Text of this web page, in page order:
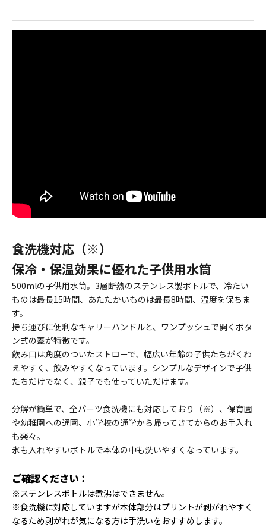
食洗機対応（※）
保冷・保温効果に優れた子供用水筒
500mlの子供用水筒。3層断熱のステンレス製ボトルで、冷たい
ものは最長15時間、あたたかいものは最長8時間、温度を保ちま
す。
持ち運びに便利なキャリーハンドルと、ワンプッシュで開くボタ
ン式の蓋が特徴です。
飲み口は角度のついたストローで、幅広い年齢の子供たちがくわ
えやすく、飲みやすくなっています。シンプルなデザインで子供
たちだけでなく、親子でも使っていただけます。
分解が簡単で、全パーツ食洗機にも対応しており（※）、保育園
や幼稚園への通園、小学校の通学から帰ってきてからのお手入れ
も楽々。
氷も入れやすいボトルで本体の中も洗いやすくなっています。
ご確認ください：
※ステンレスボトルは煮沸はできません。
※食洗機に対応していますが本体部分はプリントが剥がれやすく
なるため剥がれが気になる方は手洗いをおすすめします。